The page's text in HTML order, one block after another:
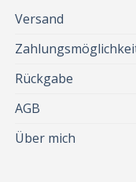
Versand
Rückgabe
AGB
Über mich